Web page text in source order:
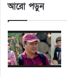
আরো পড়ুন